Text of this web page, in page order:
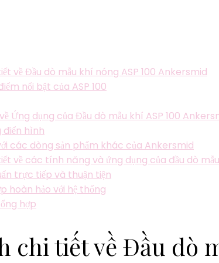
về Đầu dò mẫu khí nóng ASP 100 Ankersmid
nổi bật của ASP 100
Ứng dụng của Đầu dò mẫu khí ASP 100
điển hình
các dòng sản phẩm khác của Ankersmid
về các tính năng và ứng dụng của đầu dò
trực tiếp và thuận tiện
hoàn hảo với hệ thống
hợp
chi tiết về Đầu dò